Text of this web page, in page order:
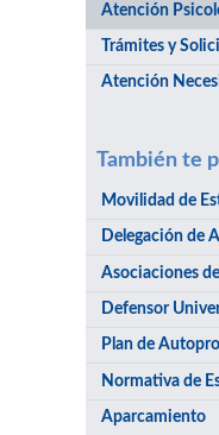
Atención
Trámites y
Atención
También te
Movilidad de
Delegación de
Asociaciones
Defensor
Plan de
Normativa de
Aparcamiento